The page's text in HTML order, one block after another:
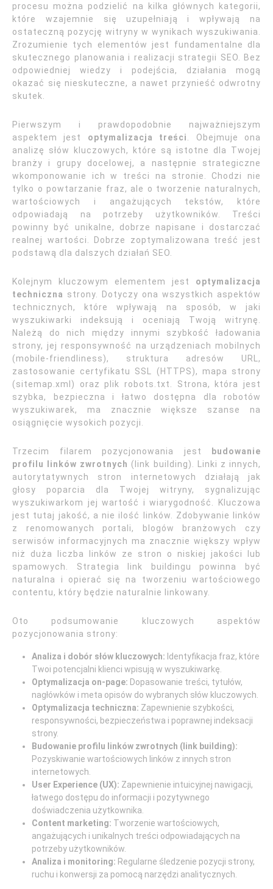
procesu można podzielić na kilka głównych kategorii,
które wzajemnie się uzupełniają i wpływają na
ostateczną pozycję witryny w wynikach wyszukiwania.
Zrozumienie tych elementów jest fundamentalne dla
skutecznego planowania i realizacji strategii SEO. Bez
odpowiedniej wiedzy i podejścia, działania mogą
okazać się nieskuteczne, a nawet przynieść odwrotny
skutek.
Pierwszym i prawdopodobnie najważniejszym
aspektem jest optymalizacja treści
. Obejmuje ona
analizę słów kluczowych, które są istotne dla Twojej
branży i grupy docelowej, a następnie strategiczne
wkomponowanie ich w treści na stronie. Chodzi nie
tylko o powtarzanie fraz, ale o tworzenie naturalnych,
wartościowych i angażujących tekstów, które
odpowiadają na potrzeby użytkowników. Treści
powinny być unikalne, dobrze napisane i dostarczać
realnej wartości. Dobrze zoptymalizowana treść jest
podstawą dla dalszych działań SEO.
Kolejnym kluczowym elementem jest optymalizacja
techniczna strony. Dotyczy ona wszystkich aspektów
technicznych, które wpływają na sposób, w jaki
wyszukiwarki indeksują i oceniają Twoją witrynę.
Należą do nich między innymi szybkość ładowania
strony, jej responsywność na urządzeniach mobilnych
(mobile-friendliness), struktura adresów URL,
zastosowanie certyfikatu SSL (HTTPS), mapa strony
(sitemap.xml) oraz plik robots.txt. Strona, która jest
szybka, bezpieczna i łatwo dostępna dla robotów
wyszukiwarek, ma znacznie większe szanse na
osiągnięcie wysokich pozycji.
Trzecim filarem pozycjonowania jest
budowanie
profilu linków zwrotnych (link building). Linki z innych,
autorytatywnych stron internetowych działają jak
głosy poparcia dla Twojej witryny, sygnalizując
wyszukiwarkom jej wartość i wiarygodność. Kluczowa
jest tutaj jakość, a nie ilość linków. Zdobywanie linków
z renomowanych portali, blogów branżowych czy
serwisów informacyjnych ma znacznie większy wpływ
niż duża liczba linków ze stron o niskiej jakości lub
spamowych. Strategia link buildingu powinna być
naturalna i opierać się na tworzeniu wartościowego
contentu, który będzie naturalnie linkowany.
Oto podsumowanie kluczowych aspektów
pozycjonowania strony:
Analiza i dobór słów kluczowych: Identyfikacja fraz, które
Twoi potencjalni klienci wpisują w wyszukiwarkę.
Optymalizacja on-page: Dopasowanie treści, tytułów,
nagłówków i meta opisów do wybranych słów kluczowych.
Optymalizacja techniczna: Zapewnienie szybkości,
responsywności, bezpieczeństwa i poprawnej indeksacji
strony.
Budowanie profilu linków zwrotnych (link building):
Pozyskiwanie wartościowych linków z innych stron
internetowych.
User Experience (UX): Zapewnienie intuicyjnej nawigacji,
łatwego dostępu do informacji i pozytywnego
doświadczenia użytkownika.
Content marketing: Tworzenie wartościowych,
angażujących i unikalnych treści odpowiadających na
potrzeby użytkowników.
Analiza i monitoring: Regularne śledzenie pozycji strony,
ruchu i konwersji za pomocą narzędzi analitycznych.